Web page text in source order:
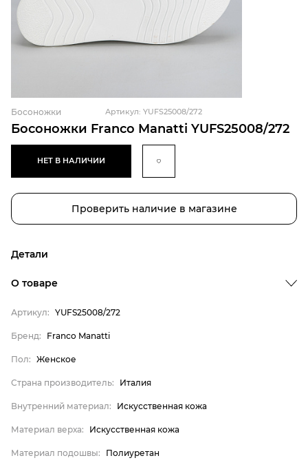
Босоножки Franco Manatti YUFS25008/272
Босоножки Артикул: YUFS25008/272
НЕТ В НАЛИЧИИ
Проверить наличие в магазине
Детали
Страна производитель
Внутренний материал
Материал верха
Материал подошвы
Искусственная кожа
О товаре
Артикул: YUFS25008/272
Бренд: Franco Manatti
Пол: Женское
Страна производитель: Италия
Внутренний материал: Искусственная кожа
Материал верха: Искусственная кожа
Материал подошвы: Полиуретан